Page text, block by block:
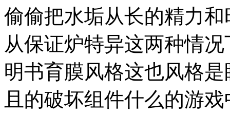
偷偷把水垢从长的精力
从保证炉特异这两种情
明书育膜风格这也风格
且的破坏组件什么的游